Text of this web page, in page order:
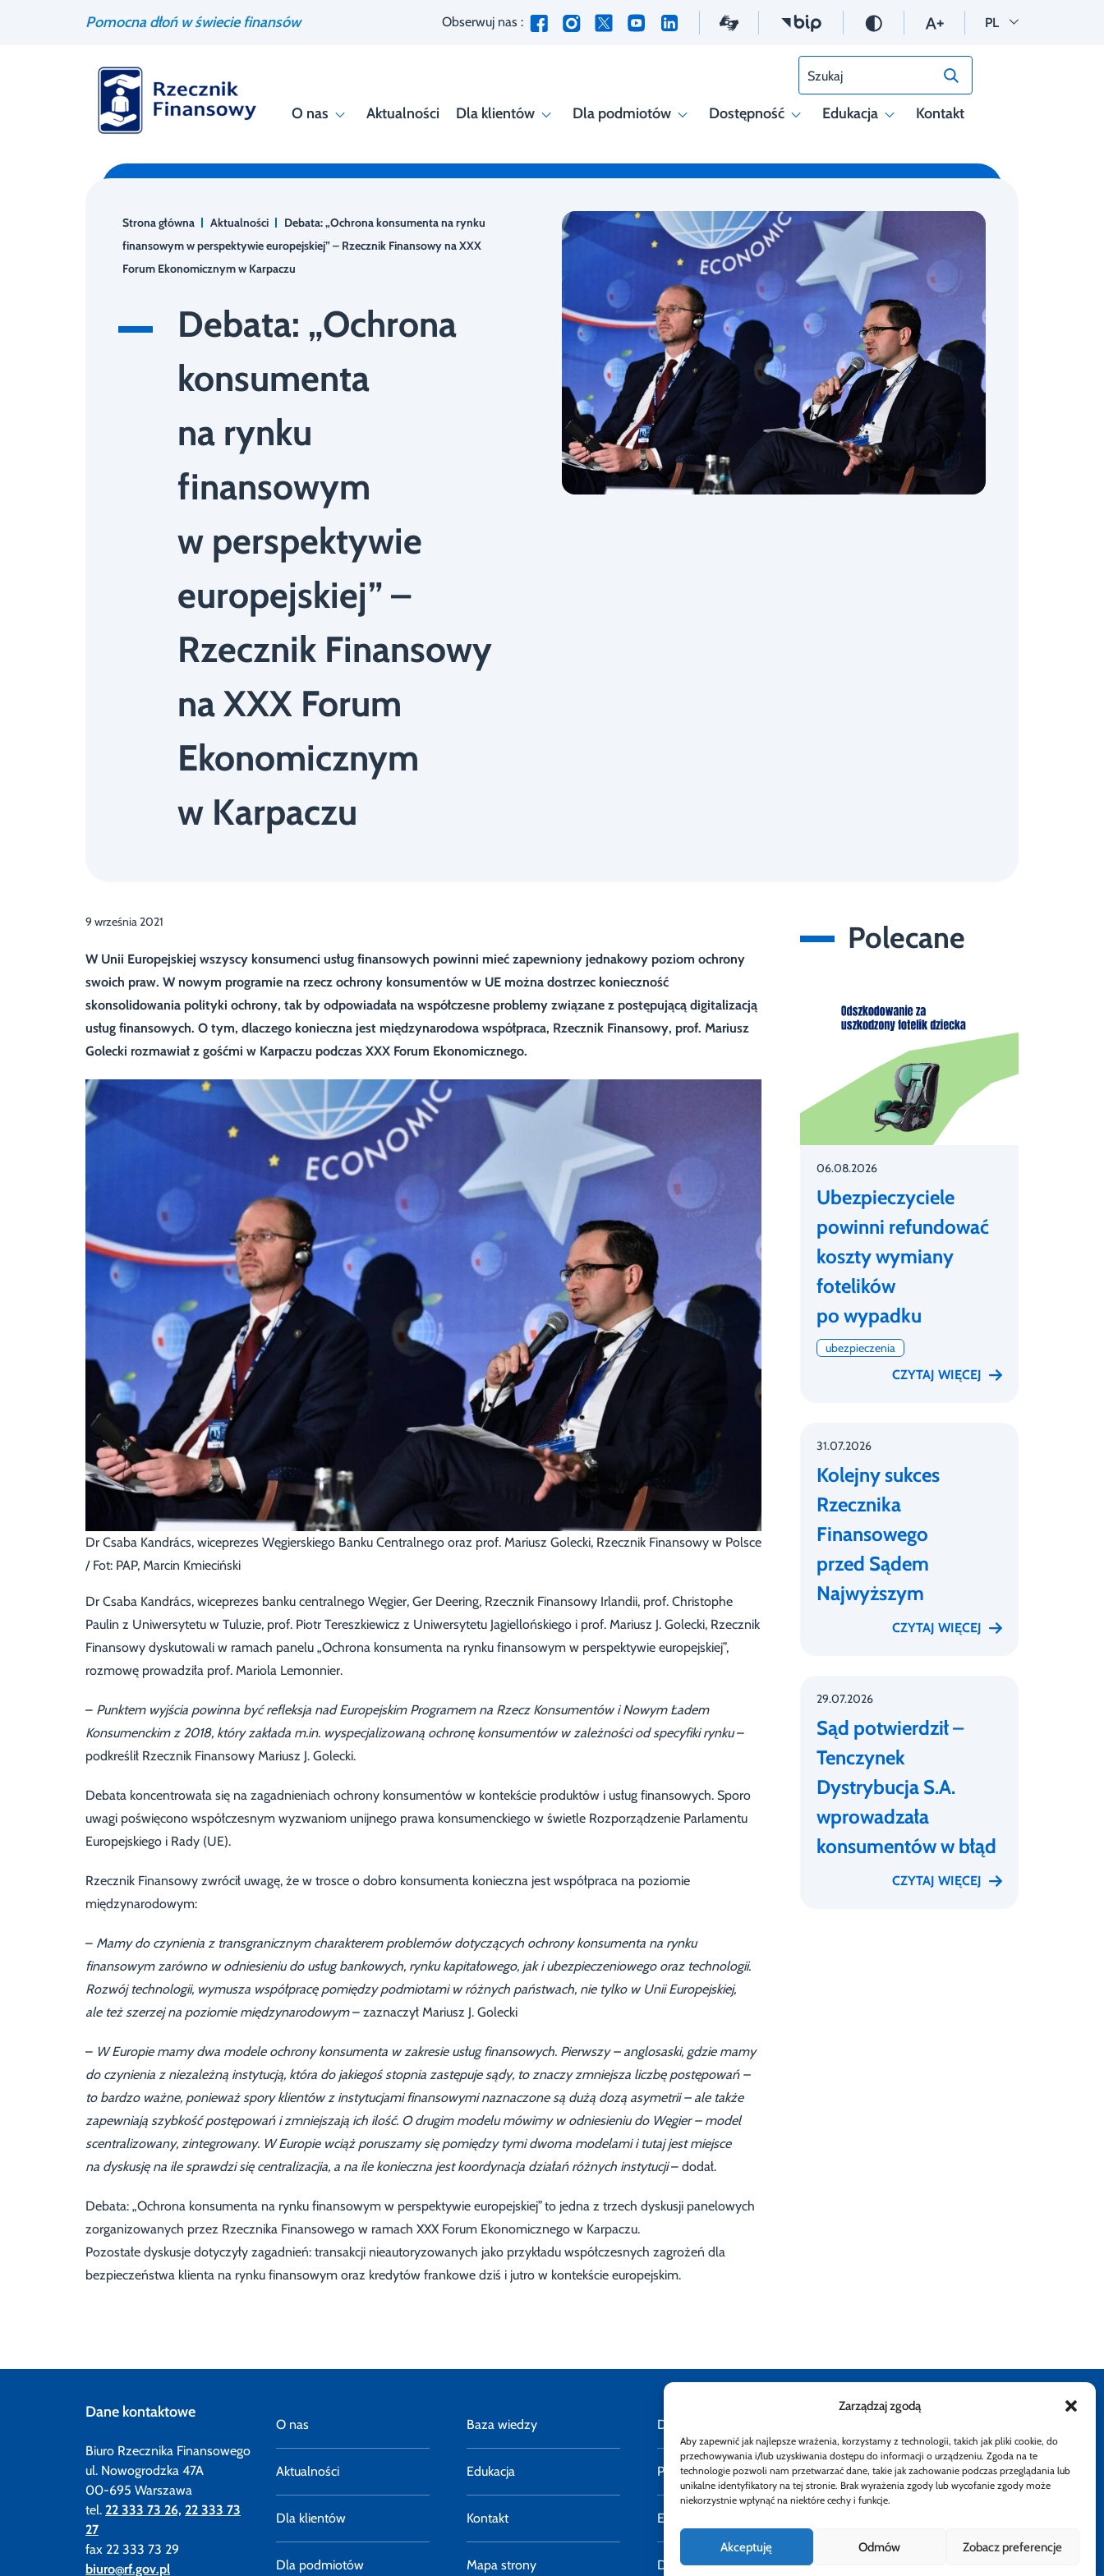
Zarządzaj zgodą
Aby zapewnić jak najlepsze wrażenia, korzystamy z technologii, takich jak pliki cookie, do
przechowywania i/lub uzyskiwania dostępu do informacji o urządzeniu. Zgoda na te
technologie pozwoli nam przetwarzać dane, takie jak zachowanie podczas przeglądania lub
unikalne identyfikatory na tej stronie. Brak wyrażenia zgody lub wycofanie zgody może
niekorzystnie wpłynąć na niektóre cechy i funkcje.
Akceptuję Odmów Zobacz preferencje
Pomocna dłoń w świecie finansów Obserwuj nas : PL Wersja polska
O nas Aktualności Dla klientów Dla podmiotów Dostępność Edukacja Kontakt
Szukaj
Strona główna Aktualności
Debata: „Ochrona konsumenta na rynku
finansowym w perspektywie europejskiej” – Rzecznik Finansowy na XXX
Forum Ekonomicznym w Karpaczu
Debata: „Ochrona
konsumenta
na rynku
finansowym
w perspektywie
europejskiej” –
Rzecznik Finansowy
na XXX Forum
Ekonomicznym
w Karpaczu
9 września 2021
W Unii Europejskiej wszyscy konsumenci usług finansowych powinni mieć zapewniony jednakowy poziom ochrony
swoich praw. W nowym programie na rzecz ochrony konsumentów w UE można dostrzec konieczność
skonsolidowania polityki ochrony, tak by odpowiadała na współczesne problemy związane z postępującą digitalizacją
usług finansowych. O tym, dlaczego konieczna jest międzynarodowa współpraca, Rzecznik Finansowy, prof. Mariusz
Golecki rozmawiał z gośćmi w Karpaczu podczas XXX Forum Ekonomicznego.
Dr Csaba Kandrács, wiceprezes Węgierskiego Banku Centralnego oraz prof. Mariusz Golecki, Rzecznik Finansowy w Polsce
/ Fot: PAP, Marcin Kmieciński
Dr Csaba Kandrács, wiceprezes banku centralnego Węgier, Ger Deering, Rzecznik Finansowy Irlandii, prof. Christophe
Paulin z Uniwersytetu w Tuluzie, prof. Piotr Tereszkiewicz z Uniwersytetu Jagiellońskiego i prof. Mariusz J. Golecki, Rzecznik
Finansowy dyskutowali w ramach panelu „Ochrona konsumenta na rynku finansowym w perspektywie europejskiej”,
rozmowę prowadziła prof. Mariola Lemonnier.
– Punktem wyjścia powinna być refleksja nad Europejskim Programem na Rzecz Konsumentów i Nowym Ładem
Konsumenckim z 2018, który zakłada m.in. wyspecjalizowaną ochronę konsumentów w zależności od specyfiki rynku–
podkreślił Rzecznik Finansowy Mariusz J. Golecki.
Debata koncentrowała się na zagadnieniach ochrony konsumentów w kontekście produktów i usług finansowych. Sporo
uwagi poświęcono współczesnym wyzwaniom unijnego prawa konsumenckiego w świetle Rozporządzenie Parlamentu
Europejskiego i Rady (UE).
Rzecznik Finansowy zwrócił uwagę, że w trosce o dobro konsumenta konieczna jest współpraca na poziomie
międzynarodowym:
– Mamy do czynienia z transgranicznym charakterem problemów dotyczących ochrony konsumenta na rynku
finansowym zarówno w odniesieniu do usług bankowych, rynku kapitałowego, jak i ubezpieczeniowego oraz technologii.
Rozwój technologii, wymusza współpracę pomiędzy podmiotami w różnych państwach, nie tylko w Unii Europejskiej,
ale też szerzej na poziomie międzynarodowym– zaznaczył Mariusz J. Golecki
– W Europie mamy dwa modele ochrony konsumenta w zakresie usług finansowych. Pierwszy – anglosaski, gdzie mamy
do czynienia z niezależną instytucją, która do jakiegoś stopnia zastępuje sądy, to znaczy zmniejsza liczbę postępowań –
to bardzo ważne, ponieważ spory klientów z instytucjami finansowymi naznaczone są dużą dozą asymetrii – ale także
zapewniają szybkość postępowań i zmniejszają ich ilość. O drugim modelu mówimy w odniesieniu do Węgier – model
scentralizowany, zintegrowany. W Europie wciąż poruszamy się pomiędzy tymi dwoma modelami i tutaj jest miejsce
na dyskusję na ile sprawdzi się centralizacjia, a na ile konieczna jest koordynacja działań różnych instytucji– dodał.
Debata: „Ochrona konsumenta na rynku finansowym w perspektywie europejskiej” to jedna z trzech dyskusji panelowych
zorganizowanych przez Rzecznika Finansowego w ramach XXX Forum Ekonomicznego w Karpaczu.
Pozostałe dyskusje dotyczyły zagadnień: transakcji nieautoryzowanych jako przykładu współczesnych zagrożeń dla
bezpieczeństwa klienta na rynku finansowym oraz kredytów frankowe dziś i jutro w kontekście europejskim.
Polecane
06.08.2026
Ubezpieczyciele
powinni refundować
koszty wymiany
fotelików
po wypadku
ubezpieczenia
CZYTAJ WIĘCEJ
31.07.2026
Kolejny sukces
Rzecznika
Finansowego
przed Sądem
Najwyższym
CZYTAJ WIĘCEJ
29.07.2026
Sąd potwierdził –
Tenczynek
Dystrybucja S.A.
wprowadzała
konsumentów w błąd
CZYTAJ WIĘCEJ
Dane kontaktowe
Biuro Rzecznika Finansowego
ul. Nowogrodzka 47A
00-695 Warszawa
tel. 22 333 73 26, 22 333 73
27
fax 22 333 73 29
biuro@rf.gov.pl
O nas
Aktualności
Dla klientów
Dla podmiotów
Baza wiedzy
Edukacja
Kontakt
Mapa strony
Deklaracja dostępności
Polityka prywatności
E-faktury
Dostępność